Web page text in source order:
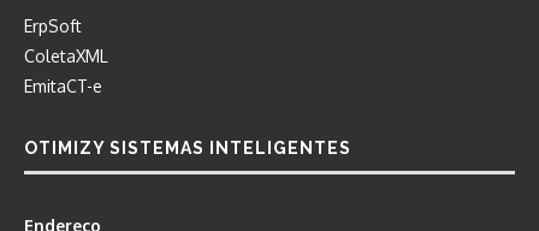
ErpSoft
ColetaXML
EmitaCT-e
OTIMIZY SISTEMAS INTELIGENTES
Endereço